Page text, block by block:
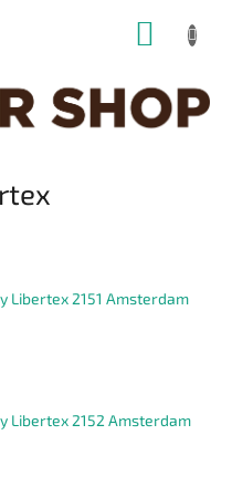
Libertex 2151 Amsterdam
Libertex 2152 Amsterdam